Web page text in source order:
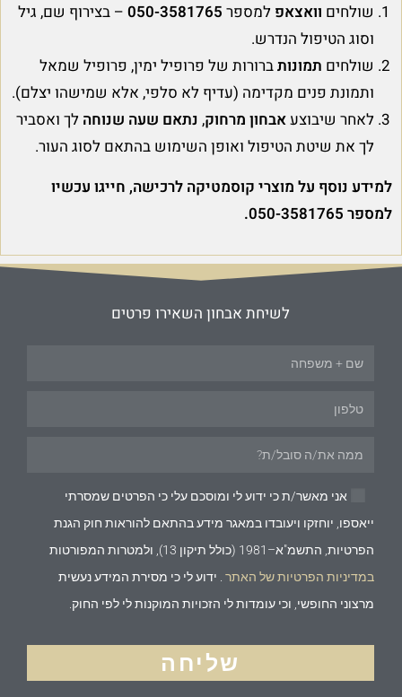
שולחים וואצאפ למספר 050-3581765 – בצירוף שם, גיל
וסוג הטיפול הנדרש.
שולחים תמונותברורות של פרופיל ימין, פרופיל שמאל
ותמונת פנים מקדימה (עדיף לא סלפי, אלא שמישהו יצלם).
לאחר שיבוצעאבחון מרחוק, נתאם שעה שנוחה לך ואסביר
לך את שיטת הטיפול ואופן השימוש בהתאם לסוג העור.
למידע נוסף על מוצרי קוסמטיקה לרכישה, חייגו עכשיו
למספר 050-3581765.
לשיחת אבחון השאירו פרטים
אני מאשר/ת כי ידוע לי ומוסכם עלי כי הפרטים שמסרתי
ייאספו, יוחזקו ויעובדו במאגר מידע בהתאם להוראות חוק הגנת
הפרטיות, התשמ"א–1981 (כולל תיקון 13), ולמטרות המפורטות
במדיניות הפרטיות של האתר
. ידוע לי כי מסירת המידע נעשית
מרצוני החופשי, וכי עומדות לי הזכויות המוקנות לי לפי החוק.
שליחה